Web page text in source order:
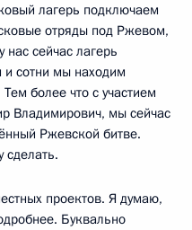
лагерь подключаем
отряды под Ржевом,
сейчас лагерь
и сотни мы находим
более что с участием
Владимирович, мы сейчас
Ржевской битве.
сделать.
проектов. Я думаю,
Буквально